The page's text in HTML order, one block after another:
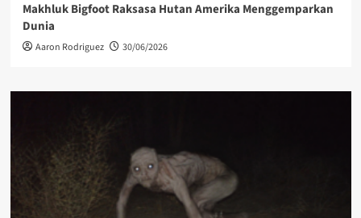
Makhluk Bigfoot Raksasa Hutan Amerika Menggemparkan
Dunia
Aaron Rodriguez 30/06/2026